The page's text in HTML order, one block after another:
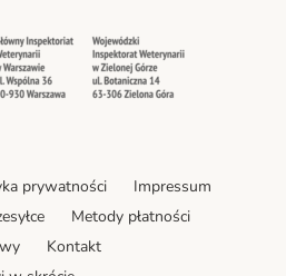
Security
prywatności
Impressum
Metody płatności
Kontakt